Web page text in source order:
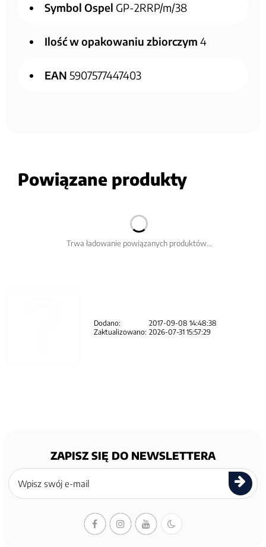
Symbol Ospel GP-2RRP/m/38
Ilość w opakowaniu zbiorczym 4
EAN 5907577447403
Powiązane produkty
Trwa ładowanie powiązanych produktów...
Dodano:
2017-09-08 14:48:38
Zaktualizowano: 2026-07-31 15:57:29
ZAPISZ SIĘ DO NEWSLETTERA
Zapisz
się
newslettera